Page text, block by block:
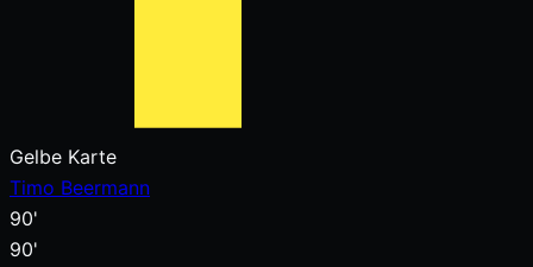
Gelbe Karte
Timo Beermann
90'
90'